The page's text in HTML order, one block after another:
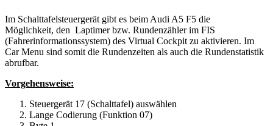
Im Schalttafelsteuergerät gibt es beim Audi A5 F5 die
Möglichkeit, den Laptimer bzw. Rundenzähler im FIS
(Fahrerinformationssystem) des Virtual Cockpit zu aktivieren. Im
Car Menu sind somit die Rundenzeiten als auch die Rundenstatistik
abrufbar.
Vorgehensweise:
Steuergerät 17 (Schalttafel) auswählen
Lange Codierung (Funktion 07)